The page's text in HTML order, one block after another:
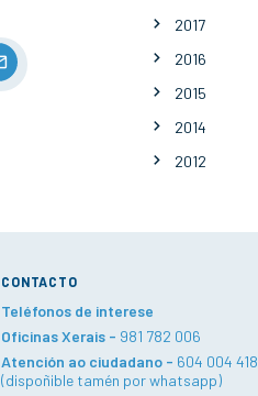
2017
2016
2015
2014
2012
CONTACTO
Teléfonos de interese
Oficinas Xerais - 981 782 006
Atención ao ciudadano - 604 004 418
(dispoñible tamén por whatsapp)